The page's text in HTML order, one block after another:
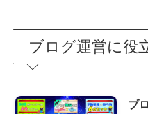
ブログ運営に役
ブ